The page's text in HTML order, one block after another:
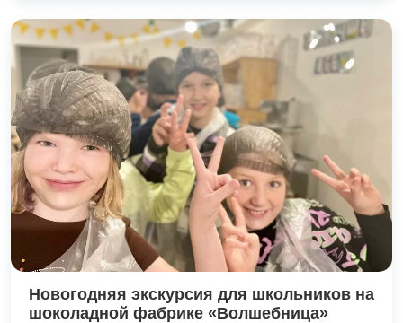
Новогодняя экскурсия для школьников на
шоколадной фабрике «Волшебница»